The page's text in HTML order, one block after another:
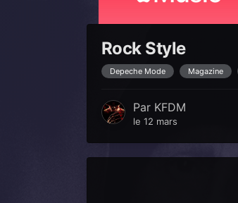
Rock Style
Depeche Mode Magazine
Par KFDM
le 12 mars